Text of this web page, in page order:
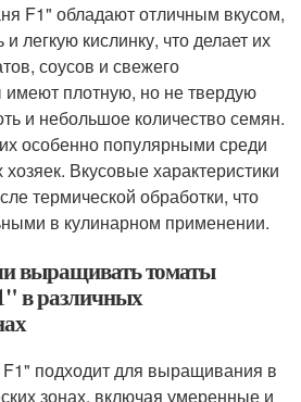
F1" обладают отличным вкусом,
легкую кислинку, что делает их
соусов и свежего
плотную, но не твердую
и небольшое количество семян.
особенно популярными среди
Вкусовые характеристики
термической обработки, что
в кулинарном применении.
выращивать томаты
в различных
подходит для выращивания в
зонах, включая умеренные и